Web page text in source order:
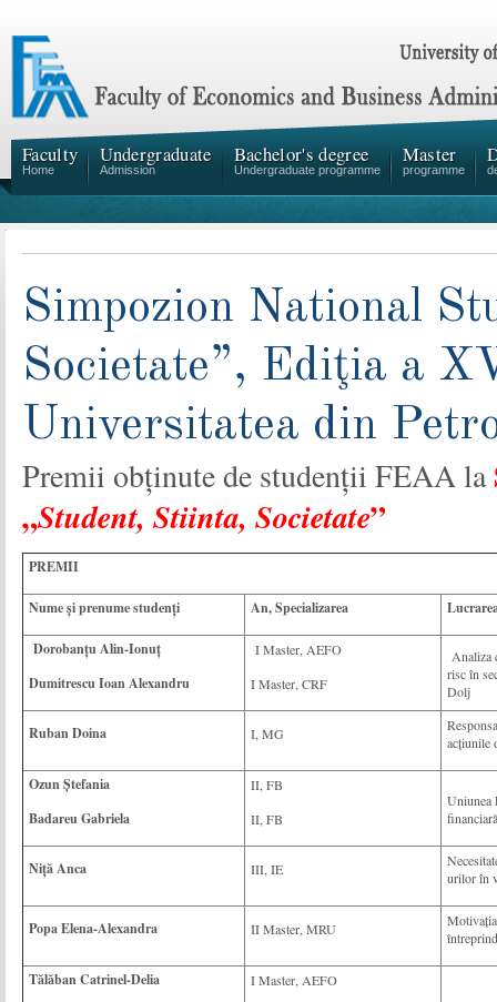
Faculty
Home
Undergraduate
Admission
Bachelor's degree
Undergraduate programme
Master
programme
Simpozion National
Societate”, Ediţia a
Universitatea din
Premii obținute de studenții FEAA la
„Student, Stiinta, Societate”
PREMII
Nume și prenume studenți An, Specializarea
Dorobanțu Alin-Ionuț
Dumitrescu Ioan Alexandru
I Master, AEFO
I Master, CRF
Analiza
risc în
Dolj
Ruban Doina I, MG
acțiunile
Ozun Ștefania
Badareu Gabriela
II, FB
II, FB
Uniunea
Niță Anca III, IE
urilor în
Popa Elena-Alexandra II Master, MRU
Tălăban Catrinel-Delia
I Master, AEFO